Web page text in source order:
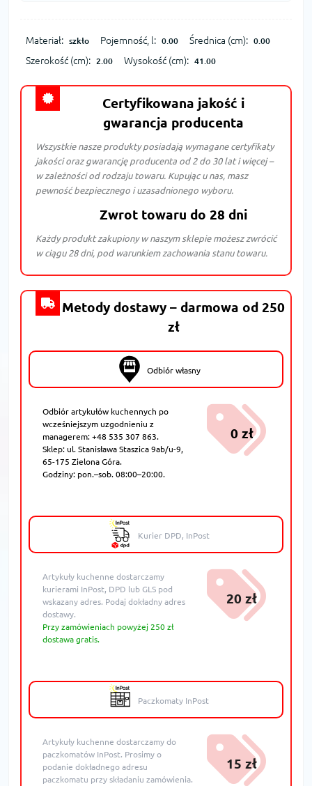
Materiał: szkło Pojemność, l: 0.00 Średnica (cm): 0.00
Szerokość (cm): 2.00 Wysokość (cm): 41.00
Certyfikowana jakość i
gwarancja producenta
Wszystkie nasze produkty posiadają wymagane certyfikaty
jakości oraz gwarancję producenta od 2 do 30 lat i więcej –
w zależności od rodzaju towaru. Kupując u nas, masz
pewność bezpiecznego i uzasadnionego wyboru.
Zwrot towaru do 28 dni
Każdy produkt zakupiony w naszym sklepie możesz zwrócić
w ciągu 28 dni, pod warunkiem zachowania stanu towaru.
Metody dostawy – darmowa od 250
zł
Odbiór własny
Odbiór artykułów kuchennych po
wcześniejszym uzgodnieniu z
managerem: +48 535 307 863.
Sklep: ul. Stanisława Staszica 9ab/u-9,
65-175 Zielona Góra.
Godziny: pon.–sob. 08:00–20:00.
0 zł
Kurier DPD, InPost
Artykuły kuchenne dostarczamy
kurierami InPost, DPD lub GLS pod
wskazany adres. Podaj dokładny adres
dostawy.
Przy zamówieniach powyżej 250 zł
dostawa gratis.
20 zł
Paczkomaty InPost
Artykuły kuchenne dostarczamy do
paczkomatów InPost. Prosimy o
podanie dokładnego adresu
paczkomatu przy składaniu zamówienia.
15 zł